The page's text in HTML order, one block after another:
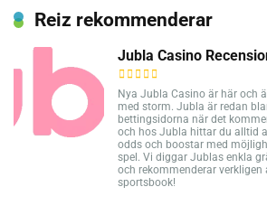
Reiz rekommenderar
Jubla Casino
Nya Jubla Casino är här och
med storm. Jubla är redan
bettingsidorna när det
och hos Jubla hittar du alltid
odds och boostar med
spel. Vi diggar Jublas enkla
och rekommenderar verkligen
sportsbook!